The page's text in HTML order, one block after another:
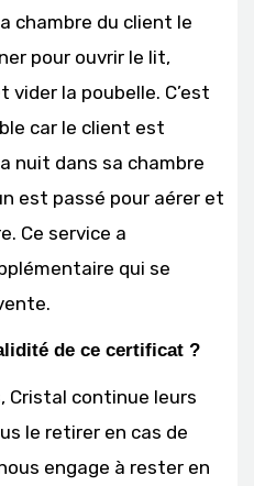
chambre du client le
pour ouvrir le lit,
la poubelle. C’est
car le client est
nuit dans sa chambre
est passé pour aérer et
Ce service a
qui se
de ce certificat ?
Cristal continue leurs
le retirer en cas de
engage à rester en